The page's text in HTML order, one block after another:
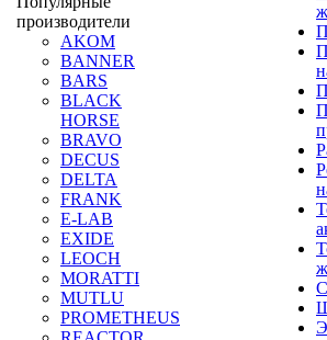
производители
AKOM
BANNER
BARS
BLACK
HORSE
BRAVO
DECUS
DELTA
FRANK
E-LAB
EXIDE
LEOCH
MORATTI
MUTLU
PROMETHEUS